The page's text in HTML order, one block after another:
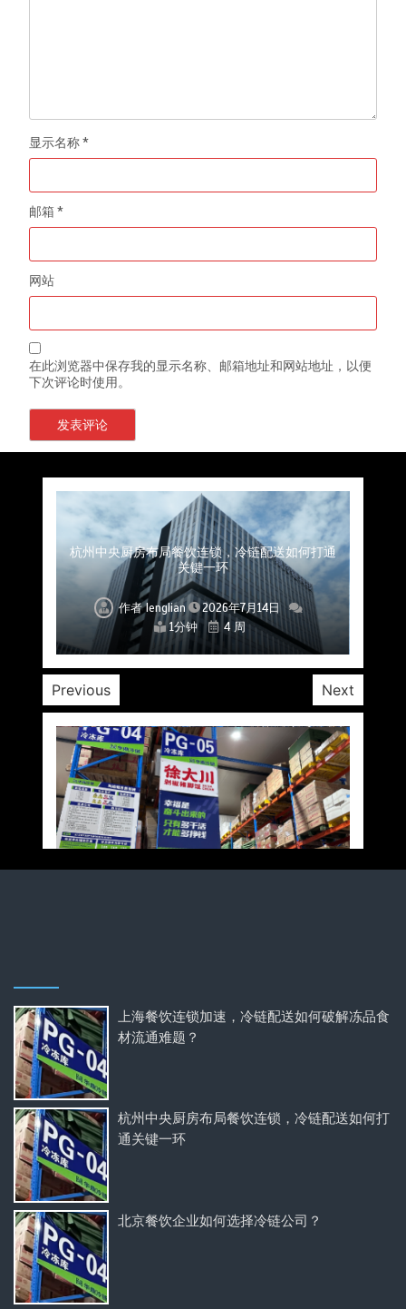
显示名称*
邮箱*
网站
在此浏览器中保存我的显示名称、邮箱地址和网站地址，以便
下次评论时使用。
上海餐饮连锁加速，冷链配送如何破解冻品食材
流通难题？
作者lenglian
2026年7月14日
1分钟
4 周
杭州中央厨房布局餐饮连锁，冷链配送如何打通
关键一环
作者lenglian
2026年7月14日
1分钟
4 周
北京餐饮企业如何选择冷链公司？
作者lenglian
2026年7月14日
1分钟
4 周
深圳冷链物流如何护航餐饮连锁？冻品食材流通
全解析
作者lenglian
2026年7月14日
1分钟
4 周
北京餐饮仓配一体化的核心价值与落地实践解析
作者lenglian
2026年7月14日
1分钟
4 周
武汉冻品配送三要素：控温、时效、低成本如何
兼得？
作者lenglian
2026年7月14日
1分钟
4 周
重庆冷链布局解冻食材运输密码，餐饮连锁如何
稳控品质？
作者lenglian
2026年7月14日
1分钟
4 周
Previous Next
上海餐饮连锁加速，冷链配送如何破解冻品食
材流通难题？
杭州中央厨房布局餐饮连锁，冷链配送如何打
通关键一环
北京餐饮企业如何选择冷链公司？